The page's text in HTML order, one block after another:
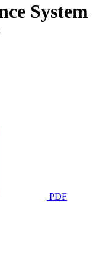
System
PDF